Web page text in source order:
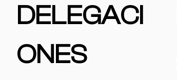
DELEGACI
ONES